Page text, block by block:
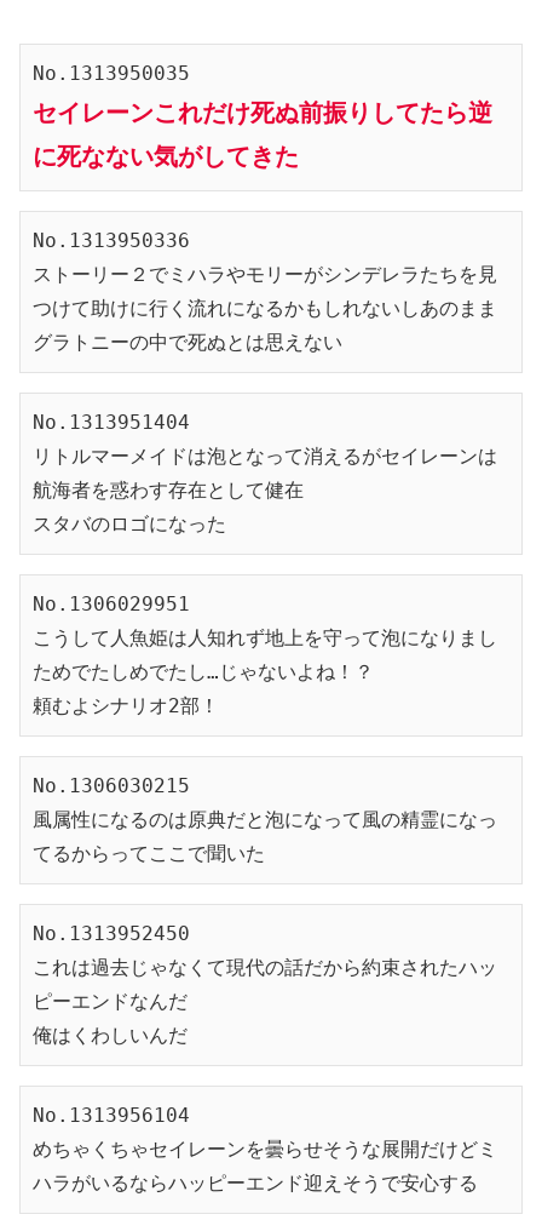
No.1313950035
セイレーンこれだけ死ぬ前振りしてたら逆
に死なない気がしてきた
No.1313950336
ストーリー２でミハラやモリーがシンデレラたちを見
つけて助けに行く流れになるかもしれないしあのまま
グラトニーの中で死ぬとは思えない
No.1313951404
リトルマーメイドは泡となって消えるがセイレーンは
航海者を惑わす存在として健在
スタバのロゴになった
No.1306029951
こうして人魚姫は人知れず地上を守って泡になりまし
ためでたしめでたし…じゃないよね！？
頼むよシナリオ2部！
No.1306030215
風属性になるのは原典だと泡になって風の精霊になっ
てるからってここで聞いた
No.1313952450
これは過去じゃなくて現代の話だから約束されたハッ
ピーエンドなんだ
俺はくわしいんだ
No.1313956104
めちゃくちゃセイレーンを曇らせそうな展開だけどミ
ハラがいるならハッピーエンド迎えそうで安心する